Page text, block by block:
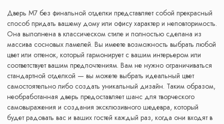
Дверь М7 без финальной отделки представляет собой прекрасный
способ придать вашему дому или офису характер и неповторимость.
Она выполнена в классическом стиле и полностью сделана из
массива сосновых ламелей. Вы имеете возможность выбрать любой
цвет или оттенок, который гармонирует с вашим интерьером или
соответствует вашим предпочтениям. Вам не нужно ограничиваться
стандартной отделкой — вы можете выбрать идеальный цвет
самостоятельно либо создать уникальный дизайн. Таким образом,
необработанная дверь предоставляет шанс для творческого
самовыражения и создания эксклюзивного шедевра, который
будет радовать вас и ваших гостей каждый раз, когда они входят в